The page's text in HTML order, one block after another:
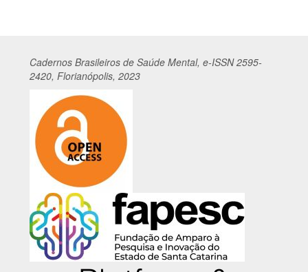
Cadernos Brasileiros de Saúde Mental, e-ISSN 2595-
2420, Florianópolis, 2023